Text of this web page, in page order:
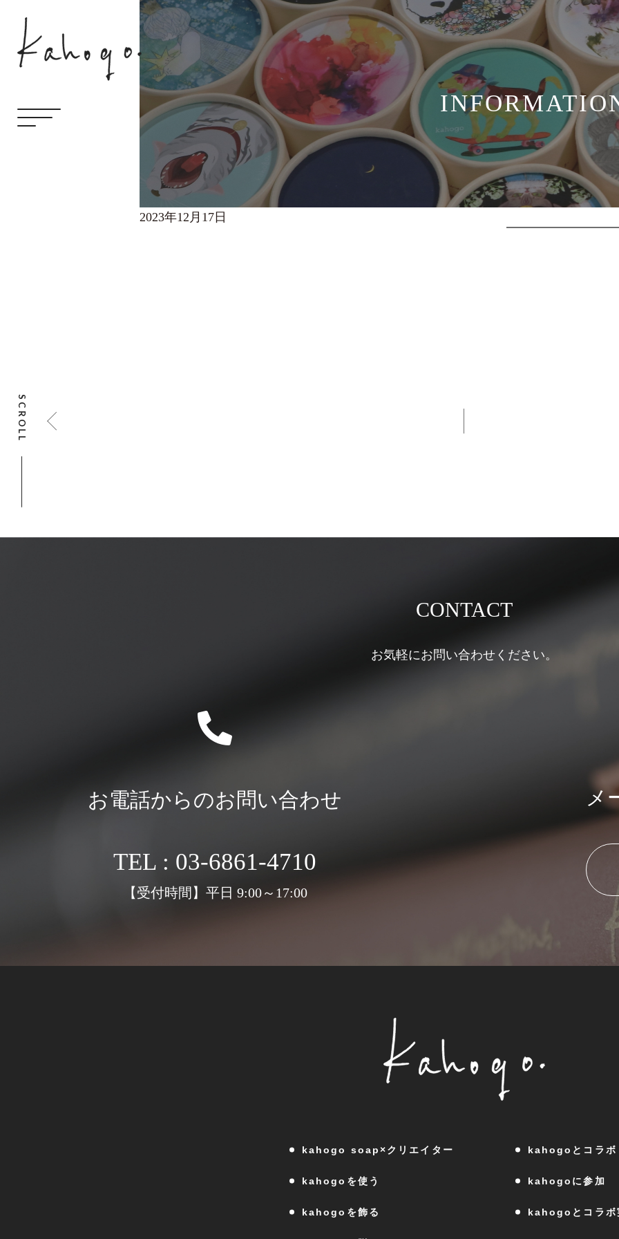
SCROLL
2023年12月17日
CONTACT
お気軽にお問い合わせください。
お電話からのお問い合わせ
TEL : 03-6861-4710
【受付時間】平日 9:00～17:00
メ
kahogo soap×クリエイター
kahogoを使う
kahogoを飾る
kahogoとコラボ
kahogoに参加
kahogoとコラボ